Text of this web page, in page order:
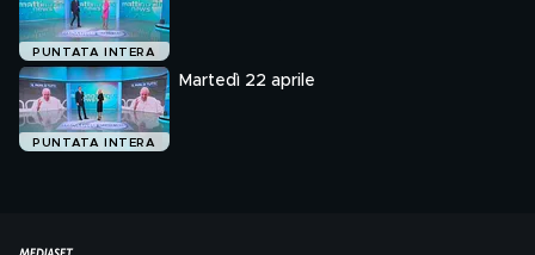
PUNTATA INTERA
PUNTATA INTERA
Martedì 22 aprile